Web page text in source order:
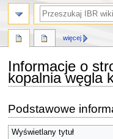
Informacje o
kopalnia węgla
do
nawigacji
do
wyszukiwania
Podstawowe
Wyświetlany tytuł
więcej
szukaj